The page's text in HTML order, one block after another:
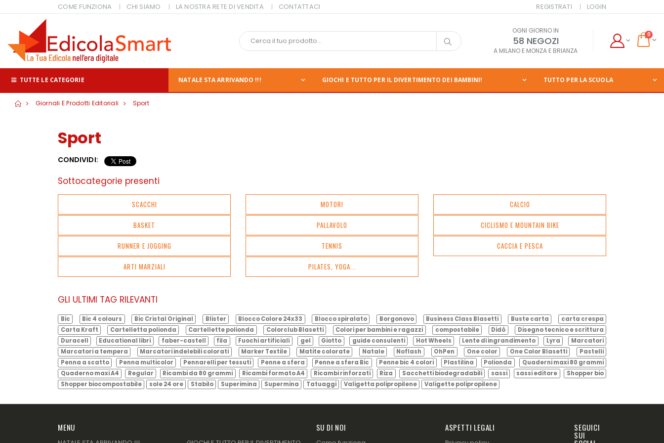
COME FUNZIONA CHI SIAMO LA NOSTRA RETE DI VENDITA CONTATTACI REGISTRATI LOGIN
OGNI GIORNO IN
58 NEGOZI
A MILANO E MONZA E BRIANZA
0
TUTTE LE CATEGORIE NATALE STA ARRIVANDO !!! GIOCHI E TUTTO PER IL DIVERTIMENTO DEI BAMBINI! TUTTO PER LA SCUOLA
Giornali E Prodotti Editoriali Sport
Sport
CONDIVIDI:
Sottocategorie presenti
SCACCHI MOTORI CALCIO
BASKET PALLAVOLO CICLISMO E MOUNTAIN BIKE
RUNNER E JOGGING TENNIS CACCIA E PESCA
ARTI MARZIALI PILATES, YOGA...
GLI ULTIMI TAG RILEVANTI
Bic Bic 4 colours Bic Cristal Original Blister Blocco Colore 24x33 Blocco spiralato Borgonovo Business Class Blasetti Buste carta
carta crespa
Carta Kraft
Cartelletta polionda Cartellette polionda Colorclub Blasetti Colori per bambini e ragazzi compostabile Didò
Disegno tecnico e scrittura
Duracell
Educational libri faber-castell fila Fuochi artificiali gel Giotto guide consulenti Hot Wheels Lente di ingrandimento Lyra
Marcatori
Marcatori a tempera
Marcatori indelebili colorati Marker Textile Matite colorate Natale Noflash OhPen One color One Color Blasetti
Pastelli
Penna a scatto
Penna multicolor Pennarelli per tessuti Penne a sfera Penne a sfera Bic Penne bic 4 colori Plastilina Polionda
Quaderni maxi 80 grammi
Quaderno maxi A4
Regular Ricambi da 80 grammi Ricambi formato A4 Ricambi rinforzati Riza Sacchetti biodegradabili sassi sassi editore
Shopper bio
Shopper biocompostabile
sole 24 ore Stabilo Superimina Supermina Tatuaggi Valigetta polipropilene Valigette polipropilene
MENU SU DI NOI ASPETTI LEGALI SEGUICI
SUI